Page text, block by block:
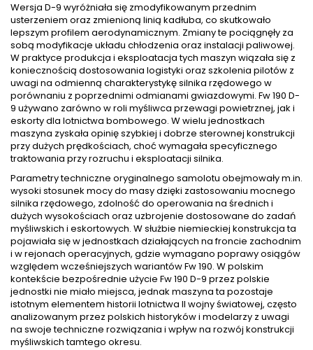
Wersja D-9 wyróżniała się zmodyfikowanym przednim
usterzeniem oraz zmienioną linią kadłuba, co skutkowało
lepszym profilem aerodynamicznym. Zmiany te pociągnęły za
sobą modyfikacje układu chłodzenia oraz instalacji paliwowej.
W praktyce produkcja i eksploatacja tych maszyn wiązała się z
koniecznością dostosowania logistyki oraz szkolenia pilotów z
uwagi na odmienną charakterystykę silnika rzędowego w
porównaniu z poprzednimi odmianami gwiazdowymi. Fw 190 D-
9 używano zarówno w roli myśliwca przewagi powietrznej, jak i
eskorty dla lotnictwa bombowego. W wielu jednostkach
maszyna zyskała opinię szybkiej i dobrze sterownej konstrukcji
przy dużych prędkościach, choć wymagała specyficznego
traktowania przy rozruchu i eksploatacji silnika.
Parametry techniczne oryginalnego samolotu obejmowały m.in.
wysoki stosunek mocy do masy dzięki zastosowaniu mocnego
silnika rzędowego, zdolność do operowania na średnich i
dużych wysokościach oraz uzbrojenie dostosowane do zadań
myśliwskich i eskortowych. W służbie niemieckiej konstrukcja ta
pojawiała się w jednostkach działających na froncie zachodnim
i w rejonach operacyjnych, gdzie wymagano poprawy osiągów
względem wcześniejszych wariantów Fw 190. W polskim
kontekście bezpośrednie użycie Fw 190 D-9 przez polskie
jednostki nie miało miejsca, jednak maszyna ta pozostaje
istotnym elementem historii lotnictwa II wojny światowej, często
analizowanym przez polskich historyków i modelarzy z uwagi
na swoje techniczne rozwiązania i wpływ na rozwój konstrukcji
myśliwskich tamtego okresu.